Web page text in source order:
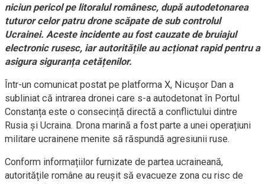
niciun pericol pe litoralul românesc, după autodetonarea
tuturor celor patru drone scăpate de sub controlul
Ucrainei. Aceste incidente au fost cauzate de bruiajul
electronic rusesc, iar autoritățile au acționat rapid pentru a
asigura siguranța cetățenilor.
Într-un comunicat postat pe platforma X, Nicușor Dan a
subliniat că intrarea dronei care s-a autodetonat în Portul
Constanța este o consecință directă a conflictului dintre
Rusia și Ucraina. Drona marină a fost parte a unei operațiuni
militare ucrainene menite să răspundă agresiunii ruse.
Conform informațiilor furnizate de partea ucraineană,
autoritățile române au reușit să evacueze zona cu risc de